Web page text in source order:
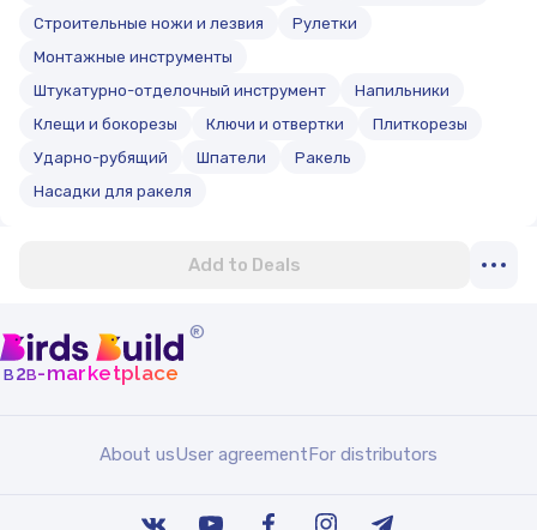
Строительные ножи и лезвия
Рулетки
Монтажные инструменты
Штукатурно-отделочный инструмент
Напильники
Клещи и бокорезы
Ключи и отвертки
Плиткорезы
Ударно-рубящий
Шпатели
Ракель
Насадки для ракеля
Add to Deals
®
b2b-marketplace
About usUser agreementFor distributors